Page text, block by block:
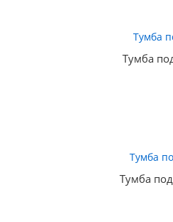
Тумба
Тумба